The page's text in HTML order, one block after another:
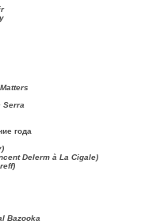
Serra
года
Delerm à La Cigale)
Bazooka